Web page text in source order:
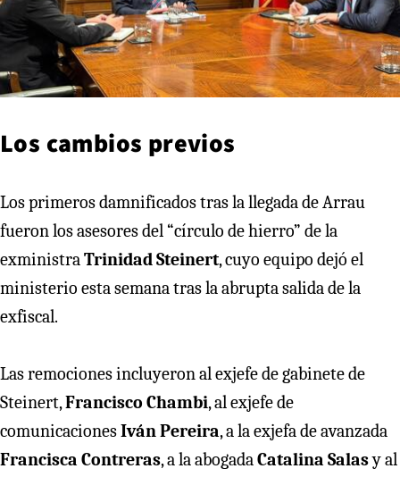
Los cambios previos
Los primeros damnificados tras la llegada de Arrau
fueron los asesores del “círculo de hierro” de la
exministraTrinidad Steinert, cuyo equipo dejó el
ministerio esta semana tras la abrupta salida de la
exfiscal.
Las remociones incluyeron al exjefe de gabinete de
Steinert,Francisco Chambi, al exjefe de
comunicacionesIván Pereira, a la exjefa de avanzada
Francisca Contreras, a la abogadaCatalina Salasy al